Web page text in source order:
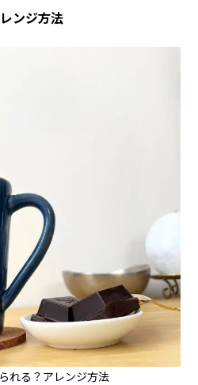
ンジ方法
れる？アレンジ方法